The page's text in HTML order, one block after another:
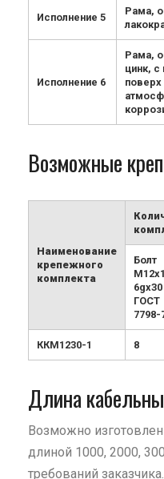
Исполнение 5
Рама,
Исполнение 6
Рама,
цинк,
Возможные
Наименование
крепежного
комплекта
Болт
6gx30
ГОСТ
7798-
ККМ1230-1 8
Длина
Возможно
длиной 1000, 2000,
требований заказчика.